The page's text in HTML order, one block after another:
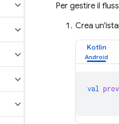
Per gestire il
Crea
Kotlin
val